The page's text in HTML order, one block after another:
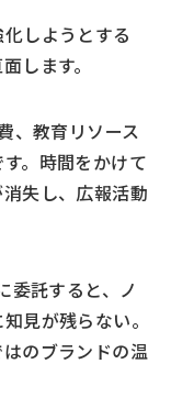
しようとする
します。
、教育リソース
。時間をかけて
失し、広報活動
託すると、ノ
見が残らない。
のブランドの温